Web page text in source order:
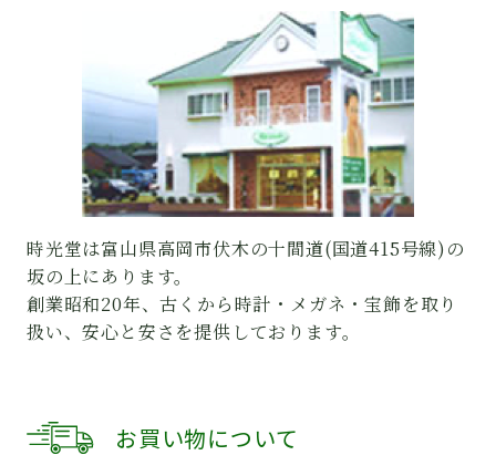
時光堂は富山県高岡市伏木の十間道(国道415号線)の
坂の上にあります。
創業昭和20年、古くから時計・メガネ・宝飾を取り
扱い、安心と安さを提供しております。
お買い物について